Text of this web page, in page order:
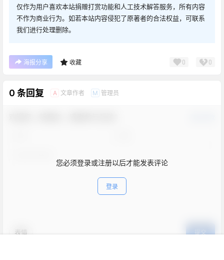
仅作为用户喜欢本站捐赠打赏功能和人工技术解答服务，所有内容
不作为商业行为。如若本站内容侵犯了原著者的合法权益，可联系
我们进行处理删除。
海报分享 收藏 0 0
0 条回复 A 文章作者 M 管理员
您必须登录或注册以后才能发表评论
登录
表情 提交